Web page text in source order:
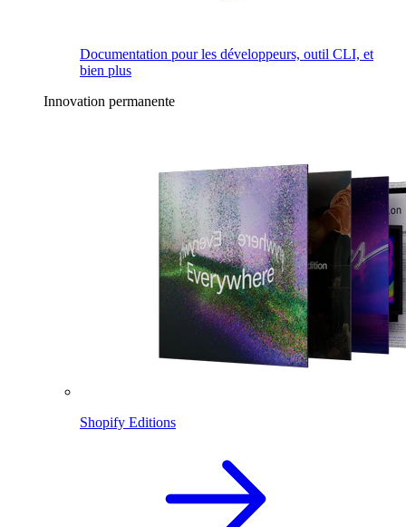
Documentation pour les développeurs, outil CLI, et
bien plus
Innovation permanente
Shopify Editions